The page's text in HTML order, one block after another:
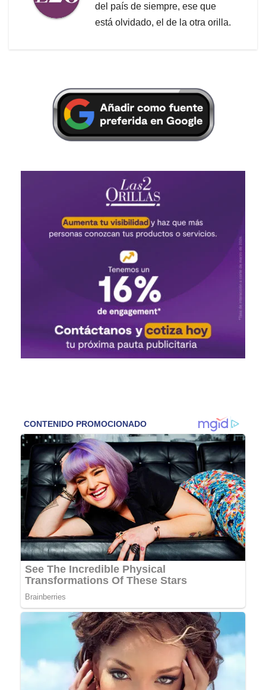
del país de siempre, ese que
está olvidado, el de la otra orilla.